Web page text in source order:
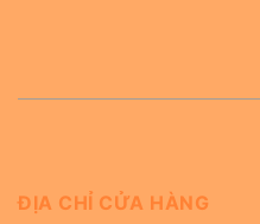
ĐỊA CHỈ CỬA HÀNG